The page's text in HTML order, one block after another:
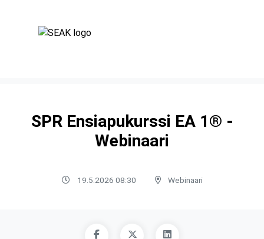
SPR Ensiapukurssi EA 1® -
Webinaari
19.5.2026 08:30 Webinaari